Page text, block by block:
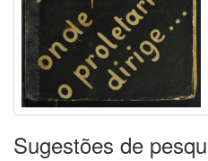
Sugestões de